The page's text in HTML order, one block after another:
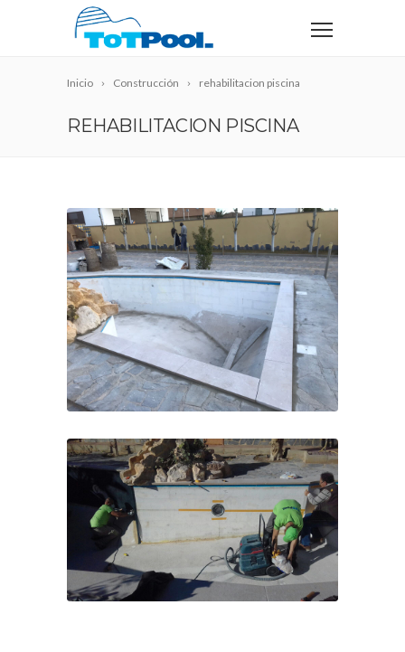
Inicio Construcción rehabilitacion piscina
REHABILITACION PISCINA